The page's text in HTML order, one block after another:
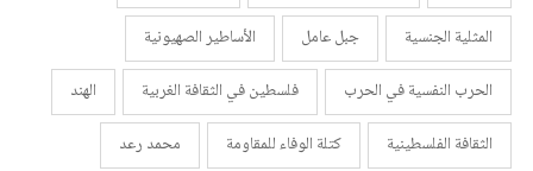
المثلية الجنسية
جبل عامل
الأساطير الصهيونية
الحرب النفسية في الحرب
فلسطين في الثقافة الغربية
الهند
الثقافة الفلسطينية
كتلة الوفاء للمقاومة
محمد رعد